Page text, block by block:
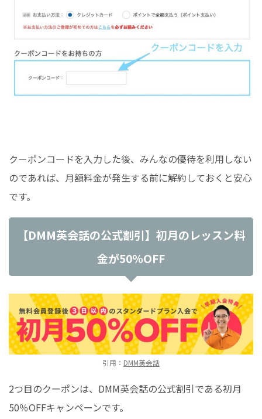
クーポンコードを入力した後、みんなの優待を利用しない
のであれば、月額料金が発生する前に解約しておくと安心
です。
【DMM英会話の公式割引】初月のレッスン料
金が50%OFF
引用： DMM英会話
2つ目のクーポンは、DMM英会話の公式割引である初月
50％OFFキャンペーンです。